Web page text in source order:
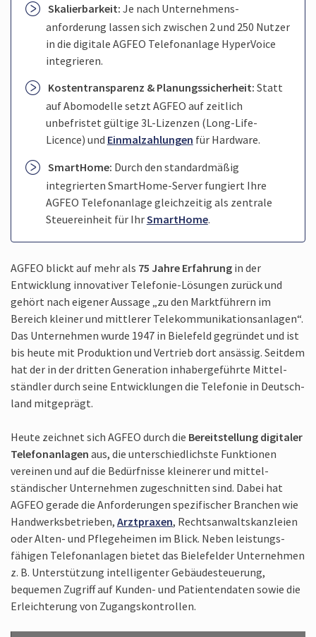
Skalierbarkeit: Je nach Unternehmens­
anforderung lassen sich zwischen 2 und 250 Nutzer
in die digitale AGFEO Telefon­anlage HyperVoice
integrieren.
Kosten­transparenz & Planungs­sicherheit: Statt
auf Abo­modelle setzt AGFEO auf zeitlich
unbefristet gültige 3L-Lizenzen (Long-Life-
Licence) und Einmal­zahlungen für Hardware.
SmartHome: Durch den standard­mäßig
integrierten SmartHome-Server fungiert Ihre
AGFEO Telefon­anlage gleichzeitig als zentrale
Steuer­einheit für IhrSmartHome.
AGFEO blickt auf mehr als 75 Jahre Erfahrung in der
Entwicklung innovativer Telefonie-Lösungen zurück und
gehört nach eigener Aussage „zu den Marktführern im
Bereich kleiner und mittlerer Tele­kommunikations­anlagen“.
Das Unter­nehmen wurde 1947 in Bielefeld gegründet und ist
bis heute mit Produktion und Vertrieb dort ansässig. Seitdem
hat der in der dritten Generation inhaber­geführte Mittel­
ständler durch seine Entwicklungen die Telefonie in Deutsch­
land mit­geprägt.
Heute zeichnet sich AGFEO durch die Berei­tstellung digitaler
Telefonanlagen aus, die unter­schiedlichste Funktionen
vereinen und auf die Bedürfnisse kleinerer und mittel­
ständischer Unternehmen zugeschnitten sind. Dabei hat
AGFEO gerade die Anforderungen spezifischer Branchen wie
Handwerks­betrieben, Arztpraxen, Recht­sanwalts­kanzleien
oder Alten- und Pflege­heimen im Blick. Neben leistungs­
fähigen Telefon­anlagen bietet das Biele­felder Unternehmen
z. B. Unter­stützung intelligenter Gebäude­steuerung,
bequemen Zugriff auf Kunden- und Patienten­daten sowie die
Erleichterung von Zugangs­kontrollen.